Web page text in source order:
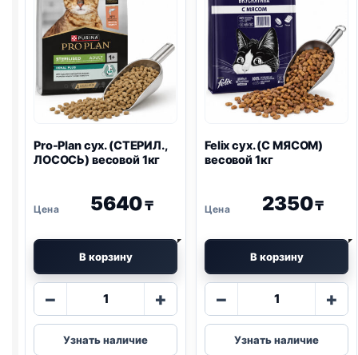
Pro-Planсух. (СТЕРИЛ.,
ЛОСОСЬ) весовой 1кг
5640₸
В корзину
−
Количество
Pro-
Plan
+
Узнать наличие
Felixсух. (С МЯСОМ)
весовой 1кг
2350₸
В корзину
−
Количество
Felix
сух.
+
Узнать наличие